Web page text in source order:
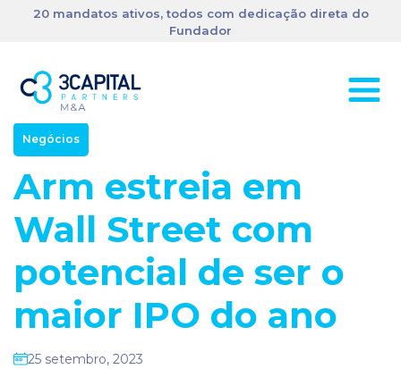
20 mandatos ativos, todos com dedicação direta do
Fundador
Negócios
Arm estreia em
Wall Street com
potencial de ser o
maior IPO do ano
25 setembro, 2023